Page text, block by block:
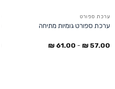
ערכת ספורט
ערכת ספורט גומיות מתיחה
57.00
₪
-
61.00
₪